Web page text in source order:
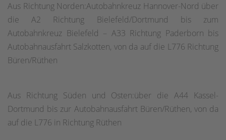
Aus Richtung Norden:Autobahnkreuz Hannover-Nord über
die A2 Richtung Bielefeld/Dortmund bis zum
Autobahnkreuz Bielefeld – A33 Richtung Paderborn bis
Autobahnausfahrt Salzkotten, von da auf die L776 Richtung
Büren/Rüthen
Aus Richtung Süden und Osten:über die A44 Kassel-
Dortmund bis zur Autobahnausfahrt Büren/Rüthen, von da
auf die L776 in Richtung Rüthen